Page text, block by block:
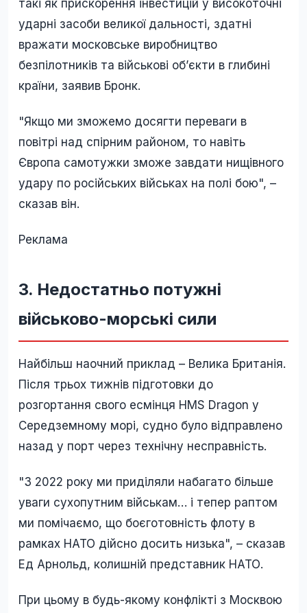
такі як прискорення інвестицій у високоточні
ударні засоби великої дальності, здатні
вражати московське виробництво
безпілотників та військові об’єкти в глибині
країни, заявив Бронк.
"Якщо ми зможемо досягти переваги в
повітрі над спірним районом, то навіть
Європа самотужки зможе завдати нищівного
удару по російських військах на полі бою", –
сказав він.
Реклама
3. Недостатньо потужні
військово-морські сили
Найбільш наочний приклад – Велика Британія.
Після трьох тижнів підготовки до
розгортання свого есмінця HMS Dragon у
Середземному морі, судно було відправлено
назад у порт через технічну несправність.
"З 2022 року ми приділяли набагато більше
уваги сухопутним військам… і тепер раптом
ми помічаємо, що боєготовність флоту в
рамках НАТО дійсно досить низька", – сказав
Ед Арнольд, колишній представник НАТО.
При цьому в будь-якому конфлікті з Москвою